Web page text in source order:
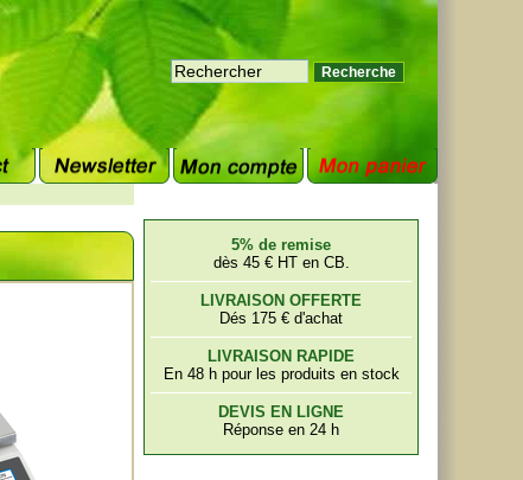
5% de remise
dès 45 € HT en CB.
LIVRAISON OFFERTE
Dés 175 € d'achat
LIVRAISON RAPIDE
En 48 h pour les produits en stock
DEVIS EN LIGNE
Réponse en 24 h